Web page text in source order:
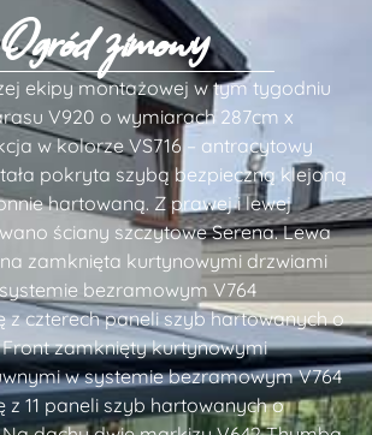
Ogród zimowy
ekipy montażowej w tym tygodniu
V920 o wymiarach 287cm x
w kolorze VS716 – antracytowy
pokryta szybą bezpieczną klejoną
hartowaną. Z prawej i lewej
ściany szczytowe Serena. Lewa
zamknięta kurtynowymi drzwiami
bezramowym V764
z czterech paneli szyb hartowanych o
zamknięty kurtynowymi
w systemie bezramowym V764
z 11 paneli szyb hartowanych o